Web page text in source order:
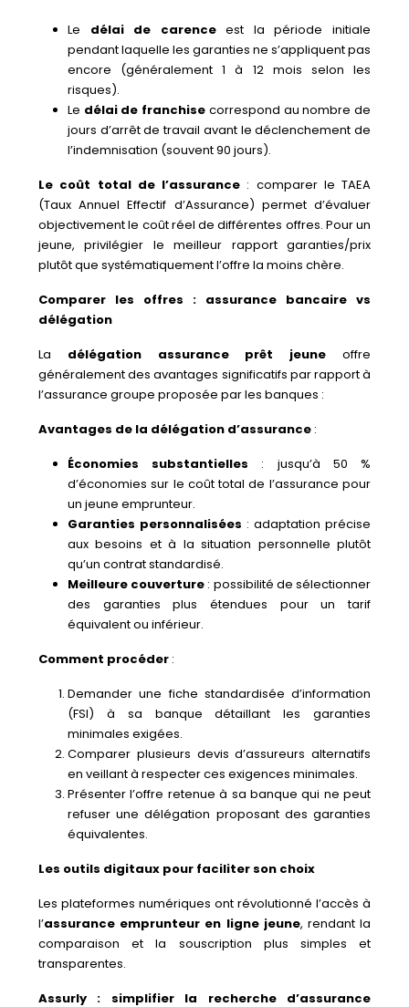
Le délai de carenceest la période initiale
pendant laquelle les garanties ne s’appliquent pas
encore (généralement 1 à 12 mois selon les
risques).
Le délai de franchise correspond au nombre de
jours d’arrêt de travail avant le déclenchement de
l’indemnisation (souvent 90 jours).
Le coût total de l’assurance : comparer le TAEA
(Taux Annuel Effectif d’Assurance) permet d’évaluer
objectivement le coût réel de différentes offres. Pour un
jeune, privilégier le meilleur rapport garanties/prix
plutôt que systématiquement l’offre la moins chère.
Comparer les offres : assurance bancaire vs
délégation
La délégation assurance prêt jeune offre
généralement des avantages significatifs par rapport à
l’assurance groupe proposée par les banques :
Avantages de la délégation d’assurance :
Économies substantielles : jusqu’à 50 %
d’économies sur le coût total de l’assurance pour
un jeune emprunteur.
Garanties personnalisées : adaptation précise
aux besoins et à la situation personnelle plutôt
qu’un contrat standardisé.
Meilleure couverture : possibilité de sélectionner
des garanties plus étendues pour un tarif
équivalent ou inférieur.
Comment procéder :
Demander une fiche standardisée d’information
(FSI) à sa banque détaillant les garanties
minimales exigées.
Comparer plusieurs devis d’assureurs alternatifs
en veillant à respecter ces exigences minimales.
Présenter l’offre retenue à sa banque qui ne peut
refuser une délégation proposant des garanties
équivalentes.
Les outils digitaux pour faciliter son choix
Les plateformes numériques ont révolutionné l’accès à
l’assurance emprunteur en ligne jeune, rendant la
comparaison et la souscription plus simples et
transparentes.
Assurly : simplifier la recherche d’assurance